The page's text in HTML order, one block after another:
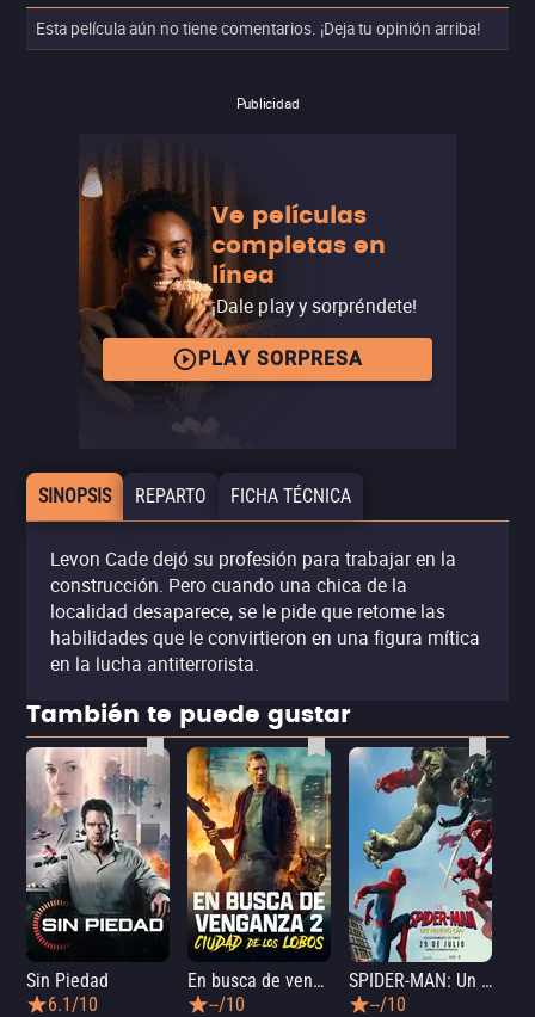
Esta película aún no tiene comentarios. ¡Deja tu opinión arriba!
Publicidad
Ve películas
completas en
línea
¡Dale play y sorpréndete!
PLAY SORPRESA
SINOPSIS REPARTO FICHA TÉCNICA
Levon Cade dejó su profesión para trabajar en la
construcción. Pero cuando una chica de la
localidad desaparece, se le pide que retome las
habilidades que le convirtieron en una figura mítica
en la lucha antiterrorista.
También te puede gustar
Sin Piedad
6.1/10
En busca de venganza 2: Ciudad de los lobos
--/10
SPIDER-MAN: Un nuevo día
--/10